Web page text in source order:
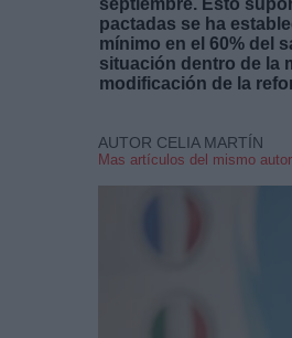
pactadas se ha
mínimo en el 60% del
situación dentro de la
modificación de la
AUTOR CELIA MARTÍN
Mas artículos del mismo